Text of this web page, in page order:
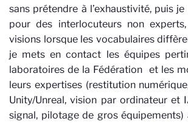
sans prétendre à l’exhaustivité, puis
pour des interlocuteurs non
visions lorsque les vocabulaires
je mets en contact les équipes
laboratoires de la Fédération et les
leurs expertises (restitution
Unity/Unreal, vision par ordinateur et
signal, pilotage de gros